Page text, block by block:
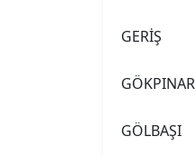
GERİŞ
GÖKPINAR
GÖLBAŞI